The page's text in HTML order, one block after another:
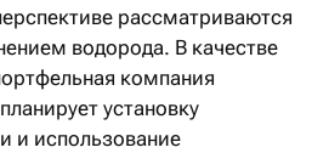
рассматриваются
водорода. В качестве
компания
установку
и использование